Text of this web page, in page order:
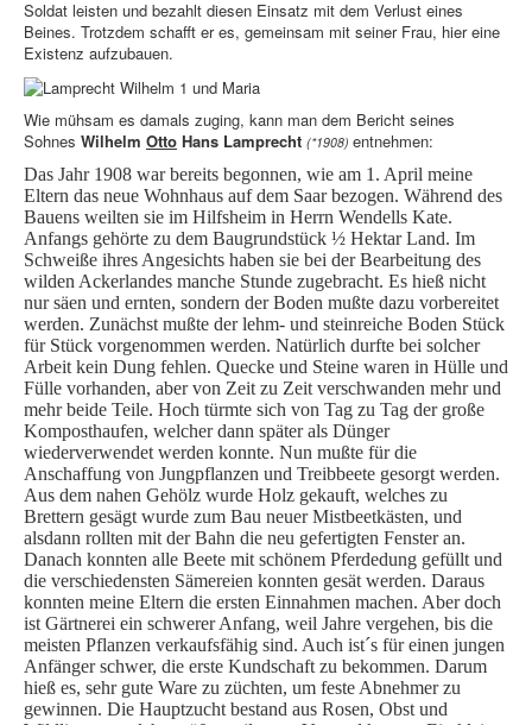
Soldat leisten und bezahlt diesen Einsatz mit dem Verlust eines
Beines. Trotzdem schafft er es, gemeinsam mit seiner Frau, hier eine
Existenz aufzubauen.
Wie mühsam es damals zuging, kann man dem Bericht seines
Sohnes Wilhelm Otto Hans Lamprecht (*1908) entnehmen:
Das Jahr 1908 war bereits begonnen, wie am 1. April meine
Eltern das neue Wohnhaus auf dem Saar bezogen. Während des
Bauens weilten sie im Hilfsheim in Herrn Wendells Kate.
Anfangs gehörte zu dem Baugrundstück ½ Hektar Land. Im
Schweiße ihres Angesichts haben sie bei der Bearbeitung des
wilden Ackerlandes manche Stunde zugebracht. Es hieß nicht
nur säen und ernten, sondern der Boden mußte dazu vorbereitet
werden. Zunächst mußte der lehm- und steinreiche Boden Stück
für Stück vorgenommen werden. Natürlich durfte bei solcher
Arbeit kein Dung fehlen. Quecke und Steine waren in Hülle und
Fülle vorhanden, aber von Zeit zu Zeit verschwanden mehr und
mehr beide Teile. Hoch türmte sich von Tag zu Tag der große
Komposthaufen, welcher dann später als Dünger
wiederverwendet werden konnte. Nun mußte für die
Anschaffung von Jungpflanzen und Treibbeete gesorgt werden.
Aus dem nahen Gehölz wurde Holz gekauft, welches zu
Brettern gesägt wurde zum Bau neuer Mistbeetkästen, und
alsdann rollten mit der Bahn die neu gefertigten Fenster an.
Danach konnten alle Beete mit schönem Pferdedung gefüllt und
die verschiedensten Sämereien konnten gesät werden. Daraus
konnten meine Eltern die ersten Einnahmen machen. Aber doch
ist Gärtnerei ein schwerer Anfang, weil Jahre vergehen, bis die
meisten Pflanzen verkaufsfähig sind. Auch ist´s für einen jungen
Anfänger schwer, die erste Kundschaft zu bekommen. Darum
hieß es, sehr gute Ware zu züchten, um feste Abnehmer zu
gewinnen. Die Hauptzucht bestand aus Rosen, Obst und